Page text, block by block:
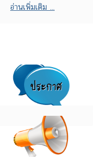
อ่านเพิ่มเติม ...